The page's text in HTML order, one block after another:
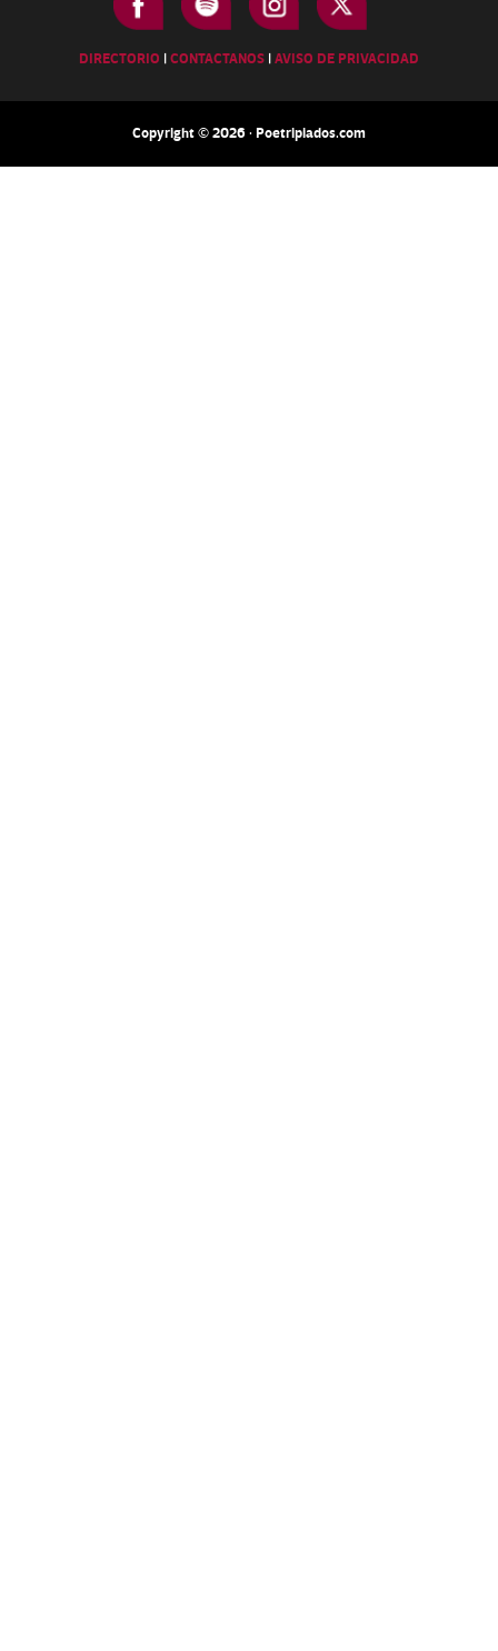
DIRECTORIO |CONTACTANOS |AVISO DE PRIVACIDAD
Copyright © 2026 · Poetripiados.com